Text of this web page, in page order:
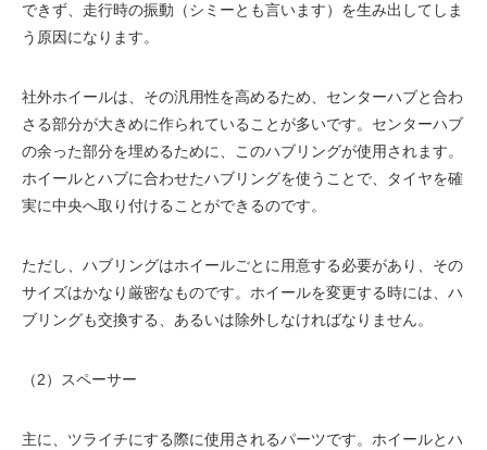
できず、走行時の振動（シミーとも言います）を生み出してしま
う原因になります。
社外ホイールは、その汎用性を高めるため、センターハブと合わ
さる部分が大きめに作られていることが多いです。センターハブ
の余った部分を埋めるために、このハブリングが使用されます。
ホイールとハブに合わせたハブリングを使うことで、タイヤを確
実に中央へ取り付けることができるのです。
ただし、ハブリングはホイールごとに用意する必要があり、その
サイズはかなり厳密なものです。ホイールを変更する時には、ハ
ブリングも交換する、あるいは除外しなければなりません。
（2）スペーサー
主に、ツライチにする際に使用されるパーツです。ホイールとハ